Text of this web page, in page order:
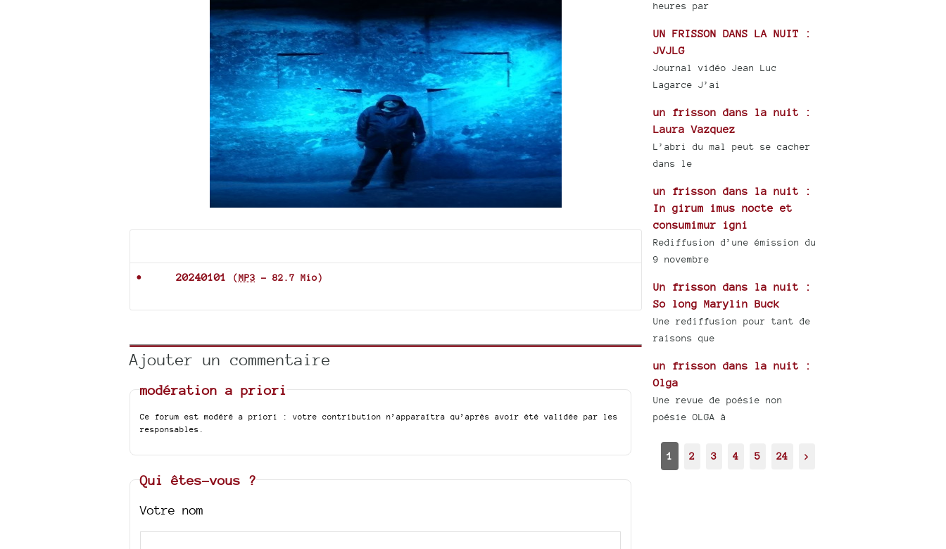
increase
or
decrease
volume.
20240101 (MP3 - 82.7 Mio)
Ajouter un commentaire
modération a priori
Ce forum est modéré a priori : votre contribution n’apparaîtra qu’après avoir été validée par les
responsables.
Qui êtes-vous ?
Votre nom
heures par
UN FRISSON DANS LA NUIT :
JVJLG
Journal vidéo Jean Luc
Lagarce J’ai
un frisson dans la nuit :
Laura Vazquez
L’abri du mal peut se cacher
dans le
un frisson dans la nuit :
In girum imus nocte et
consumimur igni
Rediffusion d’une émission du
9 novembre
Un frisson dans la nuit :
So long Marylin Buck
Une rediffusion pour tant de
raisons que
un frisson dans la nuit :
Olga
Une revue de poésie non
poésie OLGA à
1 2 3 4 5 24 >